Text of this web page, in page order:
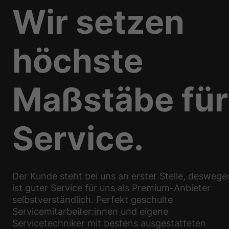
Wir setzen
höchste
Maßstäbe für
Service.
Der Kunde steht bei uns an erster Stelle,
ist guter Service für uns als Premium-Anbieter
selbstverständlich. Perfekt geschulte
Servicemitarbeiter:innen und eigene
Servicetechniker mit bestens ausgestatteten